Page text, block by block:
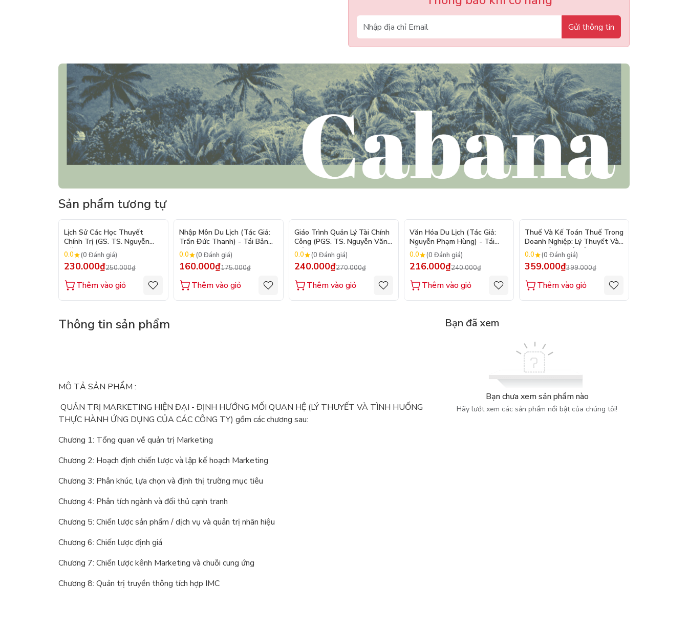
Gửi thông tin
Sản phẩm tương tự
Lịch Sử Các Học Thuyết
Chính Trị (GS. TS. Nguyễn
Đăng Dung)
0.0 (0 Đánh giá)
230.000₫250.000₫
Thêm vào giỏ
- 9%
Nhập Môn Du Lịch (Tác Giả:
Trần Đức Thanh) - Tái Bản
2026
0.0 (0 Đánh giá)
160.000₫175.000₫
Thêm vào giỏ
- 11%
Giáo Trình Quản Lý Tài Chính
Công (PGS. TS. Nguyễn Văn
Hiệu)
0.0 (0 Đánh giá)
240.000₫270.000₫
Thêm vào giỏ
- 10%
Văn Hóa Du Lịch (Tác Giả:
Nguyễn Phạm Hùng) - Tái
Bản
0.0 (0 Đánh giá)
216.000₫240.000₫
Thêm vào giỏ
- 10%
Thuế Và Kế Toán Thuế Trong
Doanh Nghiệp: Lý Thuyết Và
Thực Hành (Tái Bản 2026) -
PGS. TS. Phạm Đức Cường
0.0 (0 Đánh giá)
359.000₫399.000₫
Thêm vào giỏ
Thông tin sản phẩm
MÔ TẢ SẢN PHẨM :
QUẢN TRỊ MARKETING HIỆN ĐẠI - ĐỊNH HƯỚNG MỐI QUAN HỆ (LÝ THUYẾT VÀ TÌNH HUỐNG
THỰC HÀNH ỨNG DỤNG CỦA CÁC CÔNG TY) gồm các chương sau:
Chương 1: Tổng quan về quản trị Marketing
Chương 2: Hoạch định chiến lược và lập kế hoạch Marketing
Chương 3: Phân khúc, lựa chọn và định thị trường mục tiêu
Chương 4: Phân tích ngành và đối thủ cạnh tranh
Chương 5: Chiến lược sản phẩm / dịch vụ và quản trị nhãn hiệu
Chương 6: Chiến lược định giá
Chương 7: Chiến lược kênh Marketing và chuỗi cung ứng
Chương 8: Quản trị truyền thông tích hợp IMC
Bạn đã xem
Bạn chưa xem sản phẩm nào
Hãy lướt xem các sản phẩm nổi bật của chúng tôi!